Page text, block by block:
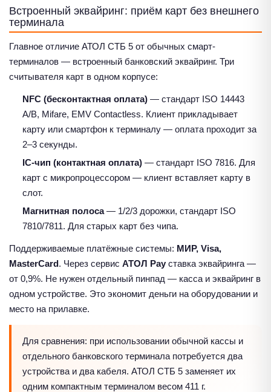
Встроенный эквайринг: приём карт без внешнего
терминала
Главное отличие АТОЛ СТБ 5 от обычных смарт-
терминалов — встроенный банковский эквайринг. Три
считывателя карт в одном корпусе:
NFC (бесконтактная оплата) — стандарт ISO 14443
A/B, Mifare, EMV Contactless. Клиент прикладывает
карту или смартфон к терминалу — оплата проходит за
2–3 секунды.
IC-чип (контактная оплата) — стандарт ISO 7816. Для
карт с микропроцессором — клиент вставляет карту в
слот.
Магнитная полоса— 1/2/3 дорожки, стандарт ISO
7810/7811. Для старых карт без чипа.
Поддерживаемые платёжные системы: МИР, Visa,
MasterCard. Через сервис АТОЛ Pay ставка эквайринга —
от 0,9%. Не нужен отдельный пинпад — касса и эквайринг в
одном устройстве. Это экономит деньги на оборудовании и
место на прилавке.
Для сравнения: при использовании обычной кассы и
отдельного банковского терминала потребуется два
устройства и два кабеля. АТОЛ СТБ 5 заменяет их
одним компактным терминалом весом 411 г.